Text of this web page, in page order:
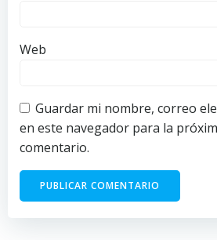
Web
Guardar mi nombre, correo
en este navegador para la
comentario.